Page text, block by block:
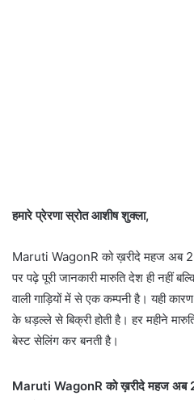
हमारे प्रेरणा स्रोत आशीष शुक्ला,
Maruti WagonR को ख़रीदे महज अब 2
पर पढ़े पूरी जानकारी मारुति देश ही नहीं
वाली गाड़ियों में से एक कम्पनी है। यही
के धड़ल्ले से बिक्री होती है। हर महीने
बेस्ट सेलिंग कर बनती है।
Maruti WagonR को ख़रीदे महज अब 2